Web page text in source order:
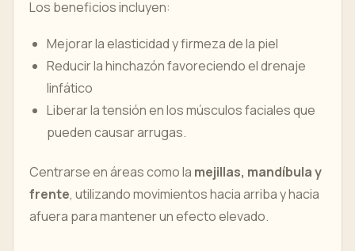
Los beneficios incluyen:
Mejorar la elasticidad y firmeza de la piel
Reducir la hinchazón favoreciendo el drenaje
linfático
Liberar la tensión en los músculos faciales que
pueden causar arrugas.
Centrarse en áreas como la mejillas, mandíbula y
frente, utilizando movimientos hacia arriba y hacia
afuera para mantener un efecto elevado.